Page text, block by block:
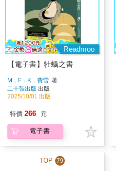
Readmoo
【電子書】牡蠣之書
M．F．K．費雪 著
二十張出版 出版
2025/10/01 出版
特價 266 元
電子書
TOP 79